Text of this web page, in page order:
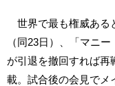
世界で最も権威ある
（同23日）、「マニ
が引退を撤回すれば再
載。試合後の会見でメ